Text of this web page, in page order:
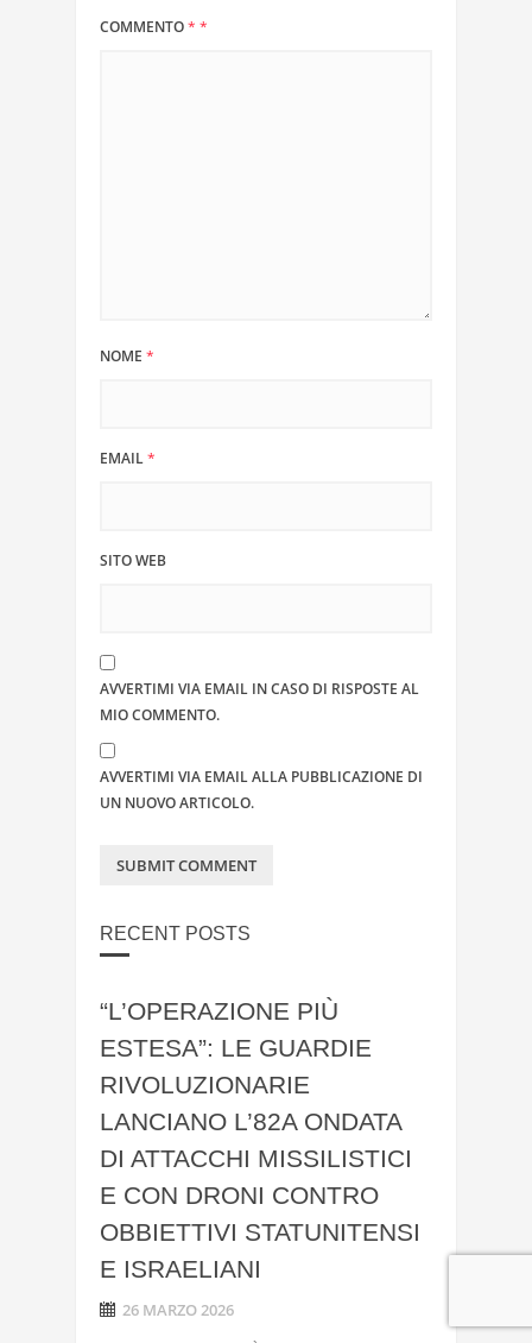
COMMENTO* *
NOME *
EMAIL*
SITO WEB
AVVERTIMI VIA EMAIL IN CASO DI RISPOSTE AL
MIO COMMENTO.
AVVERTIMI VIA EMAIL ALLA PUBBLICAZIONE DI
UN NUOVO ARTICOLO.
RECENT POSTS
“L’OPERAZIONE PIÙ
ESTESA”: LE GUARDIE
RIVOLUZIONARIE
LANCIANO L’82A ONDATA
DI ATTACCHI MISSILISTICI
E CON DRONI CONTRO
OBBIETTIVI STATUNITENSI
E ISRAELIANI
26 MARZO 2026